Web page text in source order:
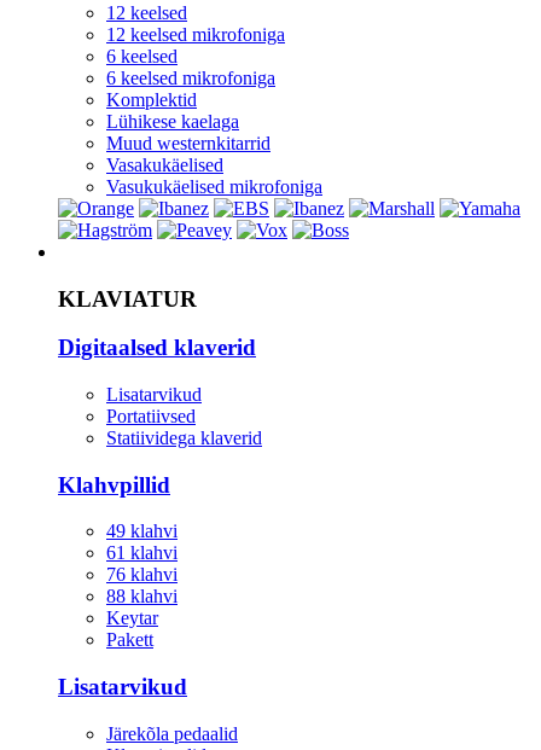
12 keelsed
12 keelsed mikrofoniga
6 keelsed
6 keelsed mikrofoniga
Komplektid
Lühikese kaelaga
Muud westernkitarrid
Vasakukäelised
Vasukukäelised mikrofoniga
KLAVIATUR
Digitaalsed klaverid
Lisatarvikud
Portatiivsed
Statiividega klaverid
Klahvpillid
49 klahvi
61 klahvi
76 klahvi
88 klahvi
Keytar
Pakett
Lisatarvikud
Järekõla pedaalid